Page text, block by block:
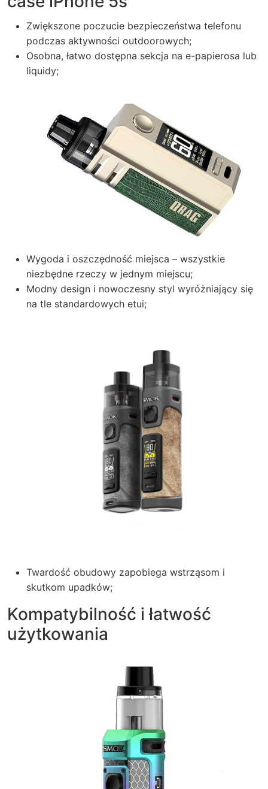
Zwiększone poczucie bezpieczeństwa telefonu
podczas aktywności outdoorowych;
Osobna, łatwo dostępna sekcja na e-papierosa lub
liquidy;
Wygoda i oszczędność miejsca – wszystkie
niezbędne rzeczy w jednym miejscu;
Modny design i nowoczesny styl wyróżniający się
na tle standardowych etui;
Twardość obudowy zapobiega wstrząsom i
skutkom upadków;
Kompatybilność i łatwość
użytkowania